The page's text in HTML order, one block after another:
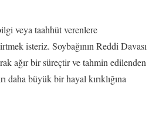
veya taahhüt verenlere
isteriz. Soybağının Reddi Davası
ağır bir süreçtir ve tahmin edilenden
daha büyük bir hayal kırıklığına